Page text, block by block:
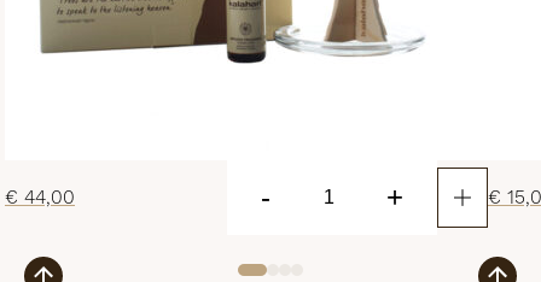
€ 44,00 -
Tree
+ €